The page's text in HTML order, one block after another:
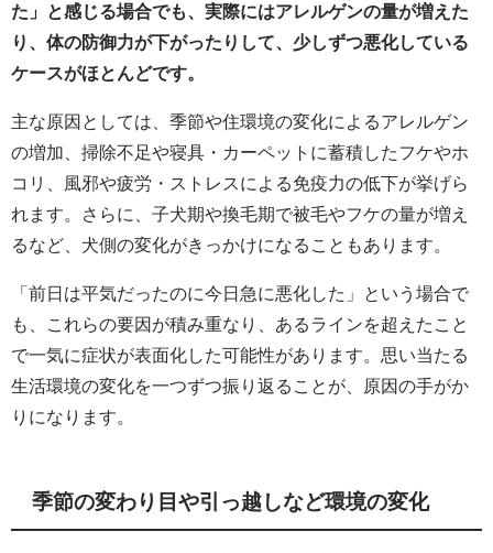
た」と感じる場合でも、実際にはアレルゲンの量が増えた
り、体の防御力が下がったりして、少しずつ悪化している
ケースがほとんどです。
主な原因としては、季節や住環境の変化によるアレルゲン
の増加、掃除不足や寝具・カーペットに蓄積したフケやホ
コリ、風邪や疲労・ストレスによる免疫力の低下が挙げら
れます。さらに、子犬期や換毛期で被毛やフケの量が増え
るなど、犬側の変化がきっかけになることもあります。
「前日は平気だったのに今日急に悪化した」という場合で
も、これらの要因が積み重なり、あるラインを超えたこと
で一気に症状が表面化した可能性があります。思い当たる
生活環境の変化を一つずつ振り返ることが、原因の手がか
りになります。
季節の変わり目や引っ越しなど環境の変化